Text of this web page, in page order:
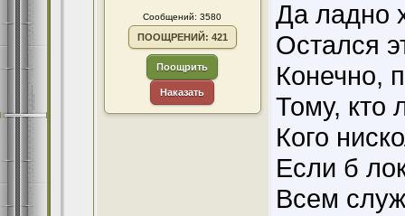
Сообщений: 3580
ПООЩРЕНИЙ: 421
Поощрить
Наказать
Да ладно
Остался
Конечно,
Тому, кто
Кого
Если б
Всем